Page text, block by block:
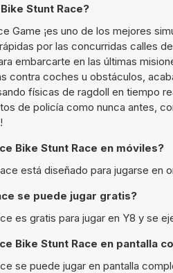
Stunt Race?
Game ¡es uno de los mejores
por las concurridas calles
embarcarte en las últimas
contra coches u obstáculos,
físicas de ragdoll en tiempo
de policía como nunca antes,
Bike Stunt Race en móviles?
está diseñado para jugarse en
se puede jugar gratis?
es gratis para jugar en Y8 y se
Bike Stunt Race en pantalla
se puede jugar en pantalla